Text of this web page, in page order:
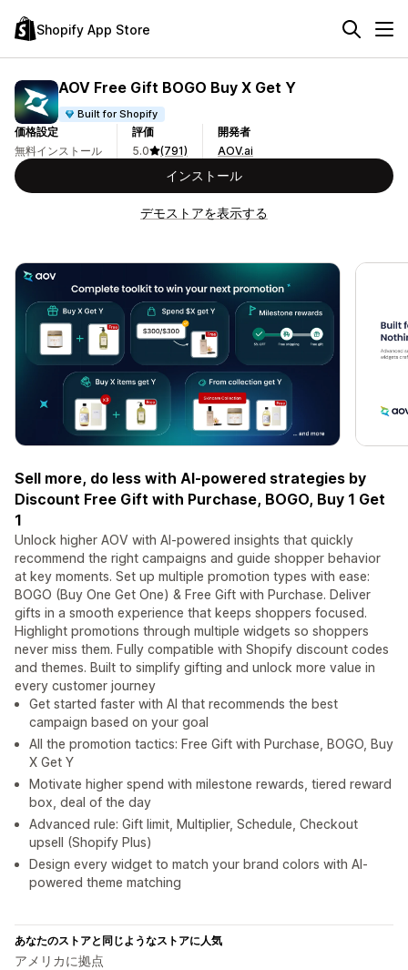
Shopify App Store
AOV Free Gift BOGO Buy X Get Y
Built for Shopify
価格設定
無料インストール
評価
5.0
(791)
開発者
AOV.ai
インストール
デモストアを表示する
Sell more, do less with AI-powered strategies by
Discount Free Gift with Purchase, BOGO, Buy 1 Get
1
Unlock higher AOV with AI-powered insights that quickly
recommend the right campaigns and guide shopper behavior
at key moments. Set up multiple promotion types with ease:
BOGO (Buy One Get One) & Free Gift with Purchase. Deliver
gifts in a smooth experience that keeps shoppers focused.
Highlight promotions through multiple widgets so shoppers
never miss them. Fully compatible with Shopify discount codes
and themes. Built to simplify gifting and unlock more value in
every customer journey
Get started faster with AI that recommends the best
campaign based on your goal
All the promotion tactics: Free Gift with Purchase, BOGO, Buy
X Get Y
Motivate higher spend with milestone rewards, tiered reward
box, deal of the day
Advanced rule: Gift limit, Multiplier, Schedule, Checkout
upsell (Shopify Plus)
Design every widget to match your brand colors with AI-
powered theme matching
あなたのストアと同じようなストアに人気
アメリカに拠点